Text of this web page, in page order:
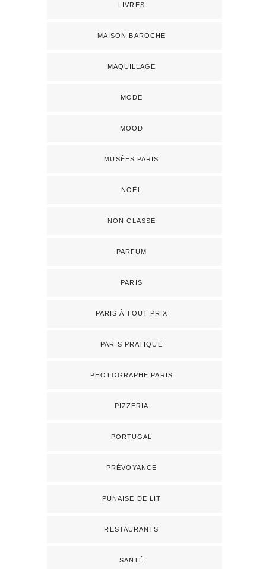
LIVRES
MAISON BAROCHE
MAQUILLAGE
MODE
MOOD
MUSÉES PARIS
NOËL
NON CLASSÉ
PARFUM
PARIS
PARIS À TOUT PRIX
PARIS PRATIQUE
PHOTOGRAPHE PARIS
PIZZERIA
PORTUGAL
PRÉVOYANCE
PUNAISE DE LIT
RESTAURANTS
SANTÉ